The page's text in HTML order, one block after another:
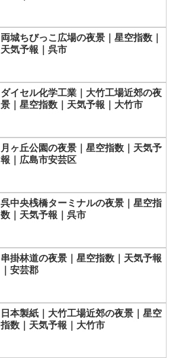
両城ちびっこ広場の夜景｜星空指数｜
天気予報｜呉市
ダイセル化学工業｜大竹工場近郊の夜
景｜星空指数｜天気予報｜大竹市
月ヶ丘公園の夜景｜星空指数｜天気予
報｜広島市安芸区
呉中央桟橋ターミナルの夜景｜星空指
数｜天気予報｜呉市
串掛林道の夜景｜星空指数｜天気予報
｜安芸郡
日本製紙｜大竹工場近郊の夜景｜星空
指数｜天気予報｜大竹市